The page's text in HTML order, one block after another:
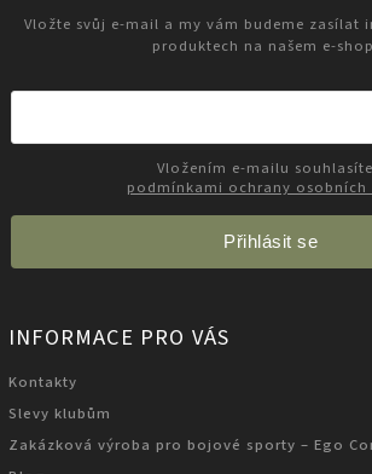
Vložte svůj e-mail a my vám budeme zasílat
produktech na našem e-
podmínkami ochrany osobních
Přihlásit se
INFORMACE PRO VÁS
Kontakty
Slevy klubům
Zakázková výroba pro bojové sporty – Ego